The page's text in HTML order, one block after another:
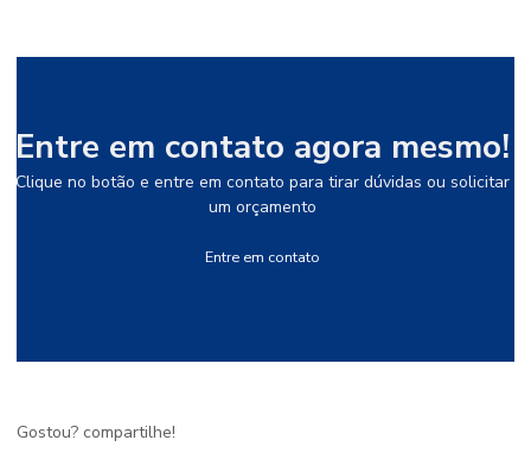
Entre em contato agora mesmo!
Clique no botão e entre em contato para tirar dúvidas ou solicitar
um orçamento
Entre em contato
Gostou? compartilhe!